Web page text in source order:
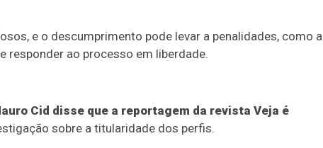
e o descumprimento pode levar a penalidades, como a
responder ao processo em liberdade.
Cid disse que a reportagem da revista Veja é
sobre a titularidade dos perfis.